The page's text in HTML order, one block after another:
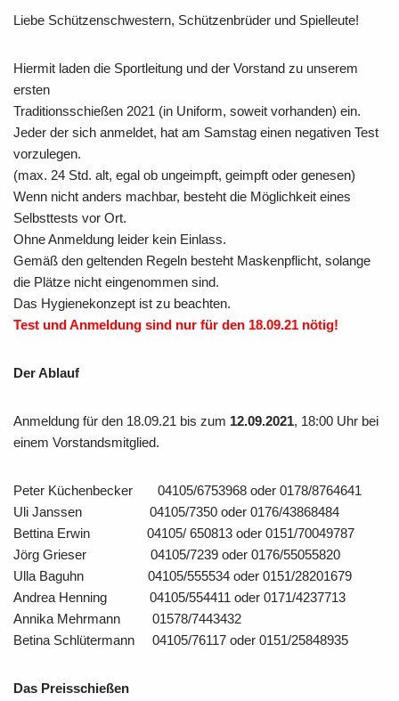
Liebe Schützenschwestern, Schützenbrüder und Spielleute!
Hiermit laden die Sportleitung und der Vorstand zu unserem
ersten
Traditionsschießen 2021 (in Uniform, soweit vorhanden) ein.
Jeder der sich anmeldet, hat am Samstag einen negativen Test
vorzulegen.
(max. 24 Std. alt, egal ob ungeimpft, geimpft oder genesen)
Wenn nicht anders machbar, besteht die Möglichkeit eines
Selbsttests vor Ort.
Ohne Anmeldung leider kein Einlass.
Gemäß den geltenden Regeln besteht Maskenpflicht, solange
die Plätze nicht eingenommen sind.
Das Hygienekonzept ist zu beachten.
Test und Anmeldung sind nur für den 18.09.21 nötig!
Der Ablauf
Anmeldung für den 18.09.21 bis zum 12.09.2021, 18:00 Uhr bei
einem Vorstandsmitglied.
Peter Küchenbecker 04105/6753968 oder 0178/8764641
Uli Janssen 04105/7350 oder 0176/43868484
Bettina Erwin 04105/ 650813 oder 0151/70049787
Jörg Grieser 04105/7239 oder 0176/55055820
Ulla Baguhn 04105/555534 oder 0151/28201679
Andrea Henning 04105/554411 oder 0171/4237713
Annika Mehrmann 01578/7443432
Betina Schlütermann 04105/76117 oder 0151/25848935
Das Preisschießen